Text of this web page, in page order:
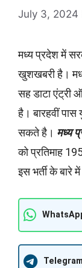
July 3, 2024
मध्य प्रदेश में
खुशखबरी है।
सह डाटा एंट्री
है। बारहवीं
सकते है। मध्य
को प्रतिमाह
इस भर्ती के बारे